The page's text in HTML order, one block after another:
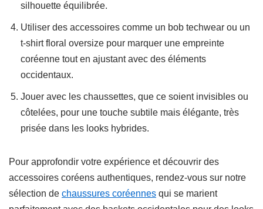
silhouette équilibrée.
Utiliser des accessoires comme un bob techwear ou un
t-shirt floral oversize pour marquer une empreinte
coréenne tout en ajustant avec des éléments
occidentaux.
Jouer avec les chaussettes, que ce soient invisibles ou
côtelées, pour une touche subtile mais élégante, très
prisée dans les looks hybrides.
Pour approfondir votre expérience et découvrir des
accessoires coréens authentiques, rendez-vous sur notre
sélection de chaussures coréennes qui se marient